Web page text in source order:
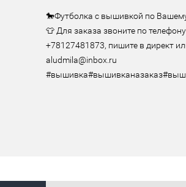
🐎Футболка с вышивкой по
👕 Для заказа звоните по
+78127481873, пишите в директ
aludmila@inbox.ru